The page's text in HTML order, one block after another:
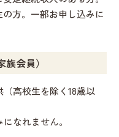
方。一部お申し込みに
会員）
高校生を除く18歳以
なれません。